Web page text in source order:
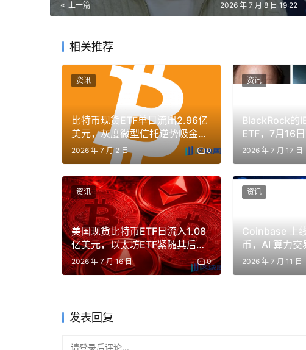
上一篇 2026 年 7 月 8 日 19:22
相关推荐
比特币现货ETF单日流出2.96亿
美元，灰度微型信托逆势吸金
3600万美元
2026 年 7 月 2 日 0
资讯
BlackRock的
ETF，7月16
元，以太坊
2026 年 7 月 17 日
资讯
美国现货比特币ETF日流入1.08
亿美元，以太坊ETF紧随其后吸
金5400万
2026 年 7 月 16 日 0
资讯
Coinbase 上
币，AI 算力交
场
2026 年 7 月 11 日
资讯
发表回复
请登录后评论...